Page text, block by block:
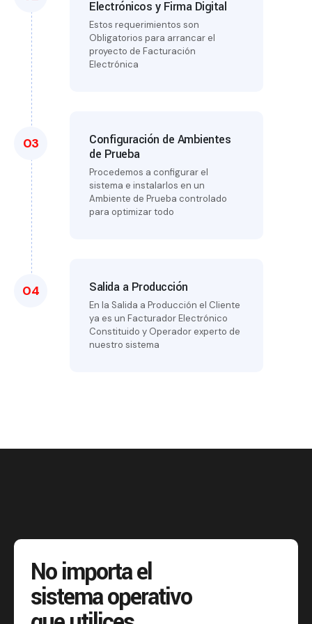
Electrónicos y Firma Digital
Estos requerimientos son
Obligatorios para arrancar el
proyecto de Facturación
Electrónica
03
Configuración de Ambientes
de Prueba
Procedemos a configurar el
sistema e instalarlos en un
Ambiente de Prueba controlado
para optimizar todo
04 Salida a Producción
En la Salida a Producción el Cliente
ya es un Facturador Electrónico
Constituido y Operador experto de
nuestro sistema
No importa el
sistema operativo